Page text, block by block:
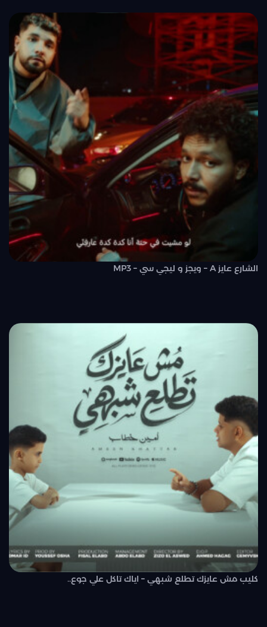
الشارع عايز A – ويجز و ليجي سي – MP3
كليب مش عايزك تطلع شبهي – اياك تاكل علي جوع..